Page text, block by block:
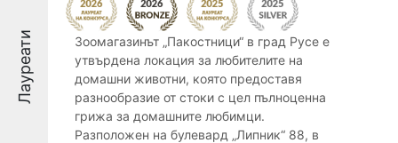
Лауреати
Зоомагазинът „Пакостници“ в град Русе е
утвърдена локация за любителите на
домашни животни, която предоставя
разнообразие от стоки с цел пълноценна
грижа за домашните любимци.
Разположен на булевард „Липник“ 88, в